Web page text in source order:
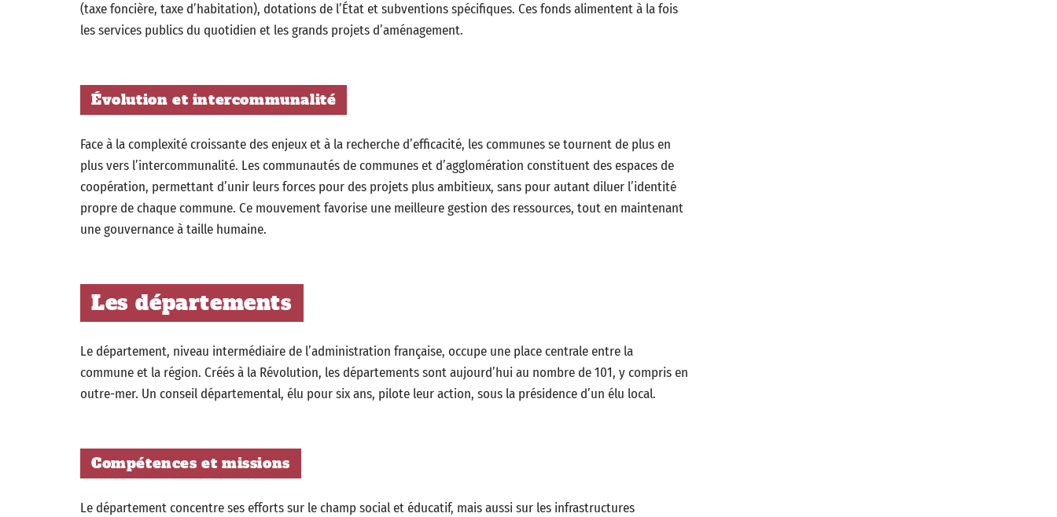
(taxe foncière, taxe d’habitation), dotations de l’État et subventions spécifiques. Ces fonds alimentent à la fois
les services publics du quotidien et les grands projets d’aménagement.
Évolution et intercommunalité
Face à la complexité croissante des enjeux et à la recherche d’efficacité, les communes se tournent de plus en
plus vers l’intercommunalité. Les communautés de communes et d’agglomération constituent des espaces de
coopération, permettant d’unir leurs forces pour des projets plus ambitieux, sans pour autant diluer l’identité
propre de chaque commune. Ce mouvement favorise une meilleure gestion des ressources, tout en maintenant
une gouvernance à taille humaine.
Les départements
Le département, niveau intermédiaire de l’administration française, occupe une place centrale entre la
commune et la région. Créés à la Révolution, les départements sont aujourd’hui au nombre de 101, y compris en
outre-mer. Un conseil départemental, élu pour six ans, pilote leur action, sous la présidence d’un élu local.
Compétences et missions
Le département concentre ses efforts sur le champ social et éducatif, mais aussi sur les infrastructures